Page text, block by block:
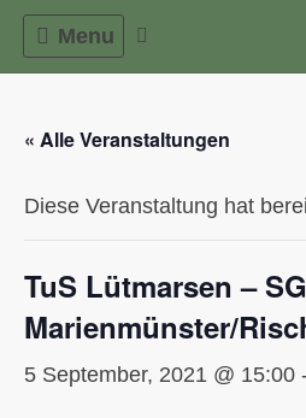
Skip
Menu
« Alle Veranstaltungen
Diese Veranstaltung hat
TuS Lütmarsen – SG
Marienmünster/
5 September, 2021 @ 15:00